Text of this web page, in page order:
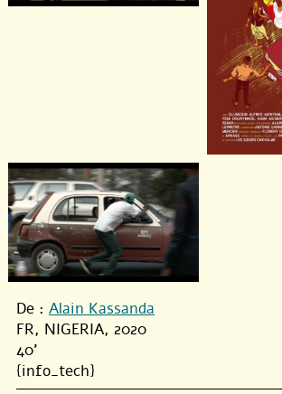
De : Alain Kassanda
FR, NIGERIA, 2020
40'
{info_tech}